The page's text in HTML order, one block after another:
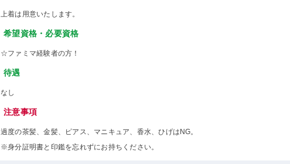
上着は用意いたします。
希望資格・必要資格
☆ファミマ経験者の方！
待遇
なし
注意事項
過度の茶髪、金髪、ピアス、マニキュア、香水、ひげはNG。
※身分証明書と印鑑を忘れずにお持ちください。